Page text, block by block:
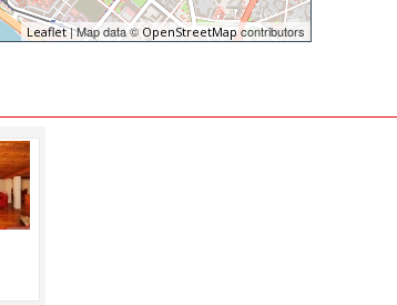
Leaflet| Map data ©OpenStreetMapcontributors